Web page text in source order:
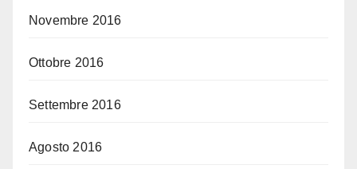
Novembre 2016
Ottobre 2016
Settembre 2016
Agosto 2016